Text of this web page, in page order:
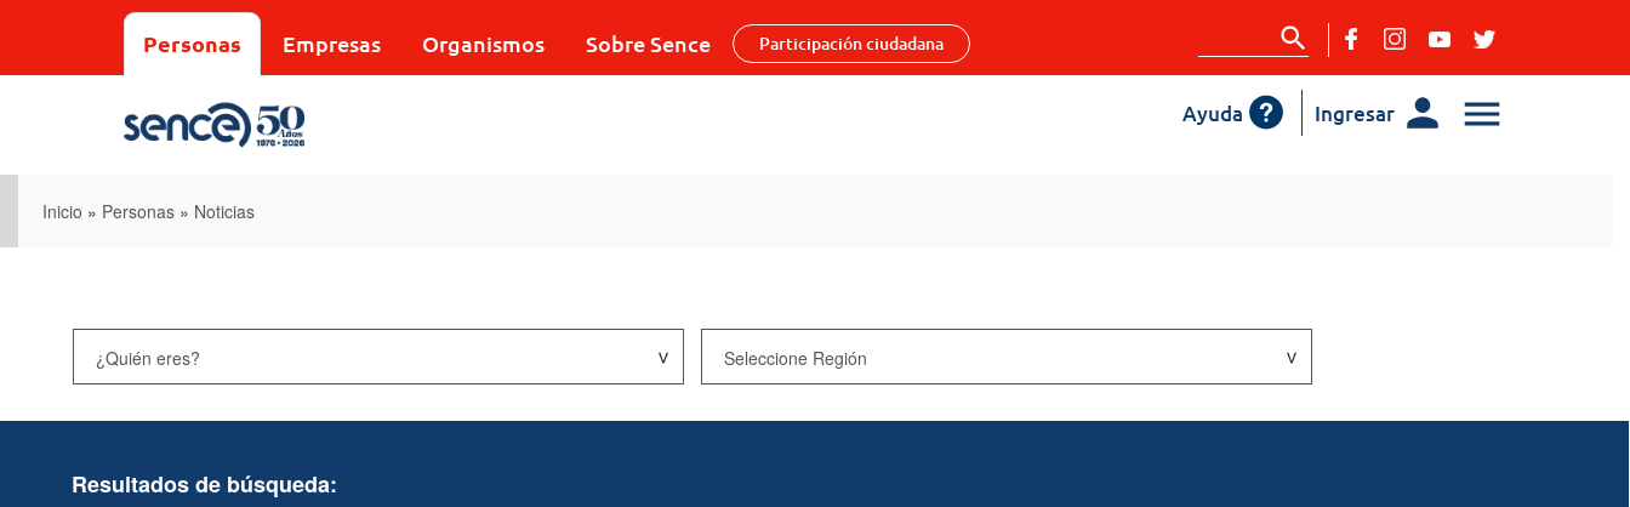
Personas Empresas Organismos Sobre Sence Participación ciudadana
Ingresar
Ayuda
Inicio » Personas » Noticias
Resultados de búsqueda: